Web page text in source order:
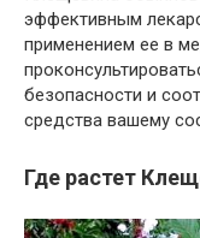
эффективным
применением ее в
безопасности и
средства вашему
Где растет